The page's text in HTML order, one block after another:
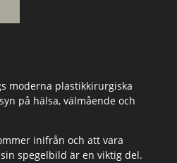
moderna plastikkirurgiska
på hälsa, välmående och
inifrån och att vara
spegelbild är en viktig del.